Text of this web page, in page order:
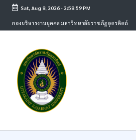
Sat, Aug 8, 2026- 2:58:59 PM
กองบริหารงานบุคคล มหาวิทยาลัยราชภัฏอุตรดิตถ์